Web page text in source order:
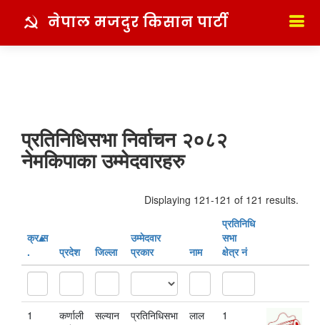
नेपाल मजदुर किसान पार्टी
प्रतिनिधिसभा निर्वाचन २०८२
नेमकिपाका उम्मेदवारहरु
Displaying 121-121 of 121 results.
क्र‍.स‌
.
प्रदेश जिल्ला
उम्मेदवार
प्रकार
नाम
प्रतिनिधि
सभा
क्षेत्र नं
1
कर्णाली
सल्यान प्रतिनिधिसभा
लाल
1